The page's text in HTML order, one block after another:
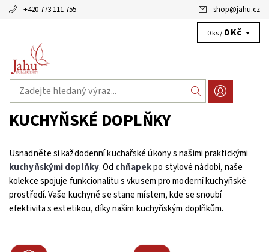
+420 773 111 755 shop@jahu.cz
0 ks / 0 Kč
KUCHYŇSKÉ DOPLŇKY
Usnadněte si každodenní kuchařské úkony s našimi praktickými
kuchyňskými doplňky. Od chňapekpo stylové nádobí, naše
kolekce spojuje funkcionalitu s vkusem pro moderní kuchyňské
prostředí. Vaše kuchyně se stane místem, kde se snoubí
efektivita s estetikou, díky našim kuchyňským doplňkům.